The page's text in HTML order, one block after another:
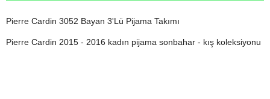
Pierre Cardin 3052 Bayan 3'Lü Pijama Takımı
Pierre Cardin 2015 - 2016 kadın pijama sonbahar - kış koleksiyonu